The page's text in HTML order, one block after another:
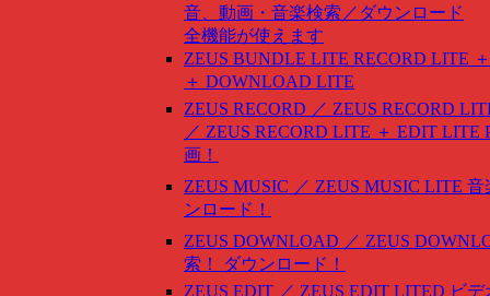
音、動画・音楽検索／ダウンロード
全機能が使えます
ZEUS BUNDLE LITE RECORD LITE
＋ DOWNLOAD LITE
ZEUS RECORD ／ ZEUS RECORD
／ ZEUS RECORD LITE ＋ EDIT LITE
画！
ZEUS MUSIC ／ ZEUS MUSIC LITE 音
ンロード！
ZEUS DOWNLOAD ／ ZEUS
索！ ダウンロード！
ZEUS EDIT ／ ZEUS EDIT LITED ビ